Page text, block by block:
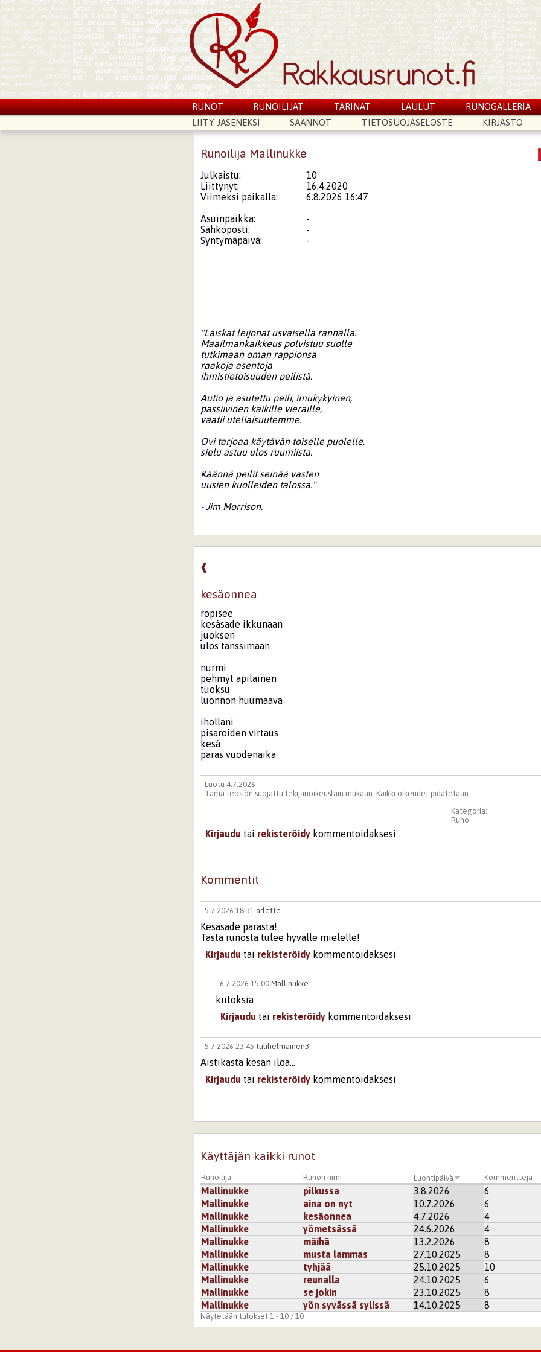
RUNOT RUNOILIJAT TARINAT LAULUT
RUNOGALLERIA
LIITY JÄSENEKSI
SÄÄNNÖT TIETOSUOJASELOSTE KIRJASTO
Runoilija Mallinukke
Julkaistu:
10
Liittynyt:
16.4.2020
Viimeksi paikalla:
6.8.2026 16:47
Asuinpaikka:
-
Sähköposti:
-
Syntymäpäivä:
-
"Laiskat leijonat usvaisella rannalla.
Maailmankaikkeus polvistuu suolle
tutkimaan oman rappionsa
raakoja asentoja
ihmistietoisuuden peilistä.
Autio ja asutettu peili, imukykyinen,
passiivinen kaikille vieraille,
vaatii uteliaisuutemme.
Ovi tarjoaa käytävän toiselle puolelle,
sielu astuu ulos ruumiista.
Käännä peilit seinää vasten
uusien kuolleiden talossa."
- Jim Morrison.
❰
kesäonnea
ropisee
kesäsade ikkunaan
juoksen
ulos tanssimaan
nurmi
pehmyt apilainen
tuoksu
luonnon huumaava
ihollani
pisaroiden virtaus
kesä
paras vuodenaika
Luotu 4.7.2026
Tämä teos on suojattu tekijänoikeuslain mukaan. Kaikki oikeudet pidätetään.
Kategoria:
Runo
Kirjaudu tai rekisteröidy kommentoidaksesi
Kommentit
5.7.2026 18:31 arlette
Kesäsade parasta!
Tästä runosta tulee hyvälle mielelle!
Kirjaudu tai rekisteröidy kommentoidaksesi
6.7.2026 15:00 Mallinukke
kiitoksia
Kirjaudu tai rekisteröidy kommentoidaksesi
5.7.2026 23:45 tulihelmainen3
Aistikasta kesän iloa…
Kirjaudu tai rekisteröidy kommentoidaksesi
kiitos paljon
Käyttäjän kaikki runot
Runoilija Runon nimi Luontipäivä Kommentteja
Mallinukke pilkussa 3.8.2026
6
Mallinukke
aina on nyt 10.7.2026
6
Mallinukke
kesäonnea 4.7.2026
4
Mallinukke
yömetsässä 24.6.2026
4
Mallinukke
mäihä 13.2.2026
8
Mallinukke
musta lammas 27.10.2025
8
Mallinukke
tyhjää 25.10.2025
10
Mallinukke
reunalla 24.10.2025
6
Mallinukke
se jokin 23.10.2025
8
Mallinukke
yön syvässä sylissä 14.10.2025 8
Näytetään tulokset 1 - 10 / 10